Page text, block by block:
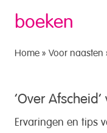
boeken
Home » Voor naasten
‘Over
Ervaringen en tips